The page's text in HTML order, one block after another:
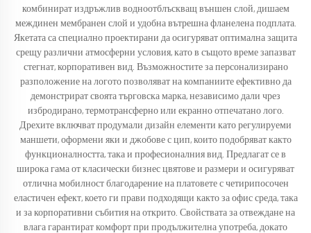
комбинират издръжлив водноотблъскващ външен слой, дишаем
междинен мембранен слой и удобна вътрешна фланелена подплата.
Якетата са специално проектирани да осигуряват оптимална защита
срещу различни атмосферни условия, като в същото време запазват
стегнат, корпоративен вид. Възможностите за персонализирано
разположение на логото позволяват на компаниите ефективно да
демонстрират своята търговска марка, независимо дали чрез
избродирано, термотрансферно или екранно отпечатано лого.
Дрехите включват продумали дизайн елементи като регулируеми
маншети, оформени яки и джобове с цип, които подобряват както
функционалността, така и професионалния вид. Предлагат се в
широка гама от класически бизнес цвятове и размери и осигуряват
отлична мобилност благодарение на платовете с четирипосочен
еластичен ефект, което ги прави подходящи както за офис среда, така
и за корпоративни събития на открито. Свойствата за отвеждане на
влага гарантират комфорт при продължителна употреба, докато